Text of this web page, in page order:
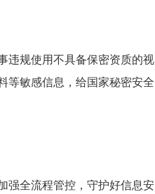
违规使用不具备保密资质的视
等敏感信息，给国家秘密安全
强全流程管控，守护好信息安